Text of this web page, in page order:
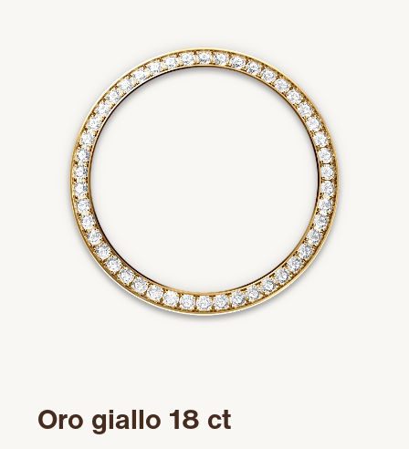
Oro giallo 18 ct